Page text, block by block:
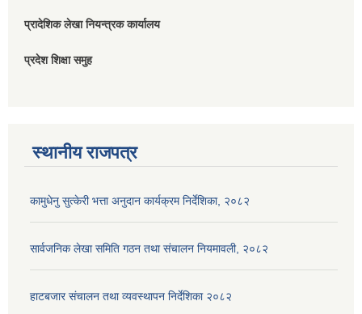
प्रादेशिक लेखा नियन्त्रक कार्यालय
प्रदेश शिक्षा समुह
स्थानीय राजपत्र
कामुधेनु सुत्केरी भत्ता अनुदान कार्यक्रम निर्देशिका, २०८२
सार्वजनिक लेखा समिति गठन तथा संचालन नियमावली, २०८२
हाटबजार संचालन तथा व्यवस्थापन निर्देशिका २०८२